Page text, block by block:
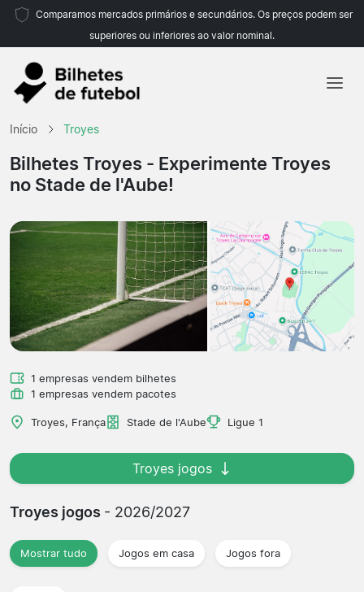
Comparamos mercados primários e secundários. Os preços podem ser
superiores ou inferiores ao valor nominal.
Equipas
Campeonatos
Início Troyes
Bilhetes Troyes - Experimente Troyes
no Stade de l'Aube!
1 empresas vendem bilhetes
1 empresas vendem pacotes
Troyes, França Stade de l'Aube Ligue 1
Troyes jogos
Troyes jogos - 2026/2027
Mostrar tudo Jogos em casa Jogos fora